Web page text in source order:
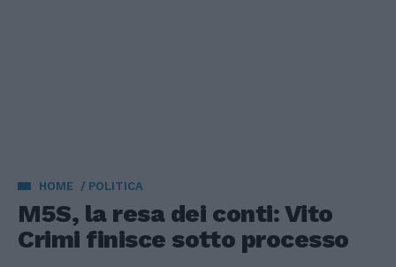
HOME POLITICA
M5S, la resa dei conti: Vito
Crimi finisce sotto processo